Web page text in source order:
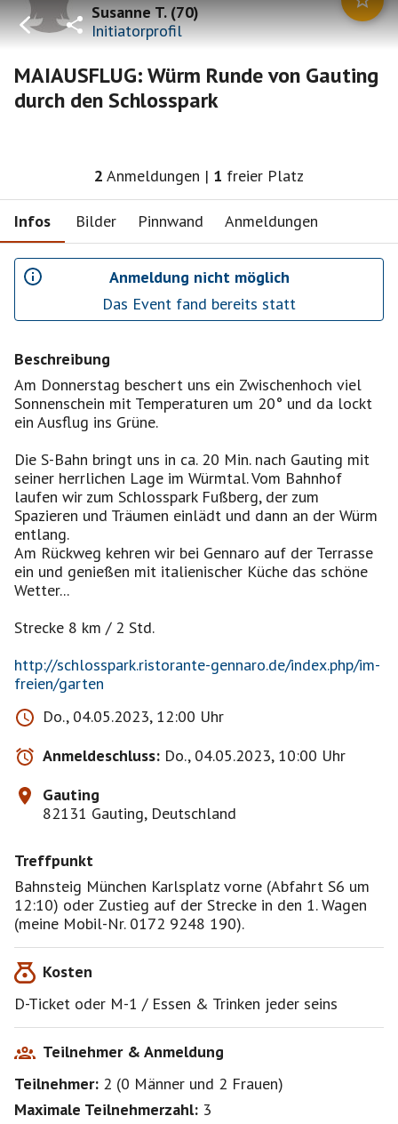
Susanne T.(70)
Initiatorprofil
MAIAUSFLUG: Würm Runde von Gauting
durch den Schlosspark
2 Anmeldungen | 1 freier Platz
Infos Bilder Pinnwand Anmeldungen
Anmeldung nicht möglich
Das Event fand bereits statt
Beschreibung
Am Donnerstag beschert uns ein Zwischenhoch viel
Sonnenschein mit Temperaturen um 20° und da lockt
ein Ausflug ins Grüne.
Die S-Bahn bringt uns in ca. 20 Min. nach Gauting mit
seiner herrlichen Lage im Würmtal. Vom Bahnhof
laufen wir zum Schlosspark Fußberg, der zum
Spazieren und Träumen einlädt und dann an der Würm
entlang.
Am Rückweg kehren wir bei Gennaro auf der Terrasse
ein und genießen mit italienischer Küche das schöne
Wetter...
Strecke 8 km / 2 Std.
http://schlosspark.ristorante-gennaro.de/index.php/im-
freien/garten
Do., 04.05.2023, 12:00 Uhr
Anmeldeschluss: Do., 04.05.2023, 10:00 Uhr
Gauting
82131 Gauting, Deutschland
Treffpunkt
Bahnsteig München Karlsplatz vorne (Abfahrt S6 um
12:10) oder Zustieg auf der Strecke in den 1. Wagen
(meine Mobil-Nr. 0172 9248 190).
Kosten
D-Ticket oder M-1 / Essen & Trinken jeder seins
Teilnehmer & Anmeldung
Teilnehmer: 2 (0 Männer und 2 Frauen)
Maximale Teilnehmerzahl: 3